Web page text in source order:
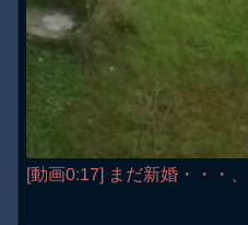
[動画0:17] まだ新婚・・・